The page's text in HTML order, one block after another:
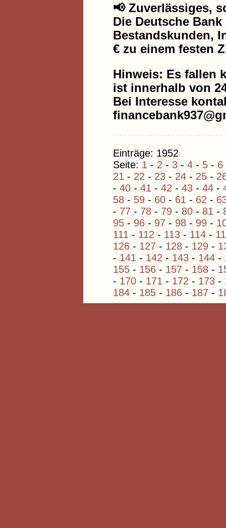
📢 Zuverlässiges,
Die Deutsche
Bestandskunden,
€ zu einem festen
Hinweis: Es fallen
ist innerhalb von
Bei Interesse
Einträge: 1952
Seite: 1 - 2 - 3 - 4 - 5 - 6
21 - 22 - 23 - 24 - 25 -
- 40 - 41 - 42 - 43 - 44 -
58 - 59 - 60 - 61 - 62 -
- 77 - 78 - 79 - 80 - 81 -
95 - 96 - 97 - 98 - 99 -
111 - 112 - 113 - 114 -
126 - 127 - 128 - 129 -
- 141 - 142 - 143 - 144 -
155 - 156 - 157 - 158 -
- 170 - 171 - 172 - 173 -
184 - 185 - 186 - 187 -